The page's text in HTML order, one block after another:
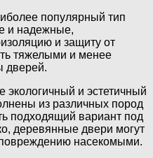
популярный тип
и надежные,
и защиту от
тяжелыми и менее
дверей.
и эстетичный
из различных пород
подходящий вариант под
деревянные двери могут
насекомыми.